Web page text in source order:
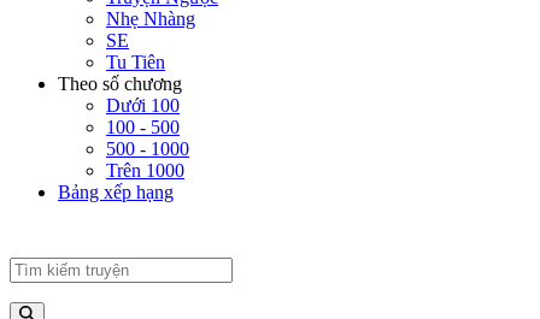
Nhẹ Nhàng
SE
Tu Tiên
Theo số chương
Dưới 100
100 - 500
500 - 1000
Trên 1000
Bảng xếp hạng